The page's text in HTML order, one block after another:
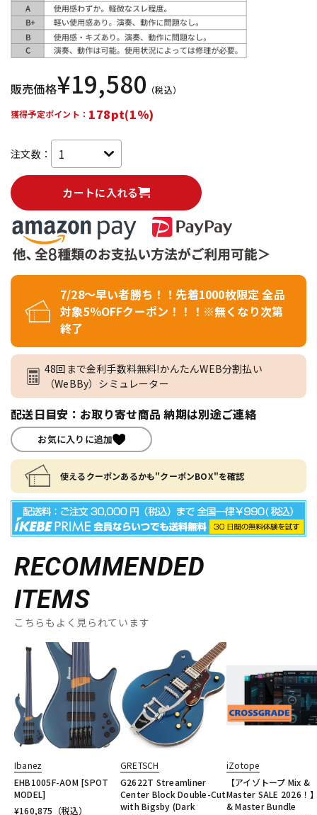
中古
販売価格¥19,580 （税込）
獲得予定ポイント： 178pt(1%)
注文数：
カートに入れる
7/28～早い者勝ち！！先着1000枚限定 全品
対象5％OFFクーポン！！！※無くなり次第
終了
48回まで金利手数料無料!かんたんWEB分割払い
（WeBBy）シミュレーター
配送日目安：お取り寄せ商品 納期は別途ご連絡
お気に入りに追加
使えるクーポンあるかも"クーポンBOX"を確認
RECOMMENDED
ITEMS
こちらもよく見られています
Ibanez
EHB1005F-AOM [SPOT
MODEL]
¥160,875 （税込）
GRETSCH
G2622T Streamliner
Center Block Double-Cut
with Bigsby (Dark
iZotope
【アイゾトープ Mix &
Master SALE 2026！
& Master Bundle